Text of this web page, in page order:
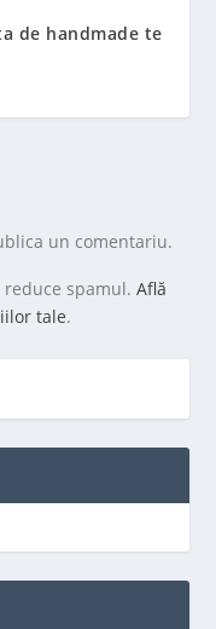
de handmade te
un comentariu.
reduce spamul.Află
tale.